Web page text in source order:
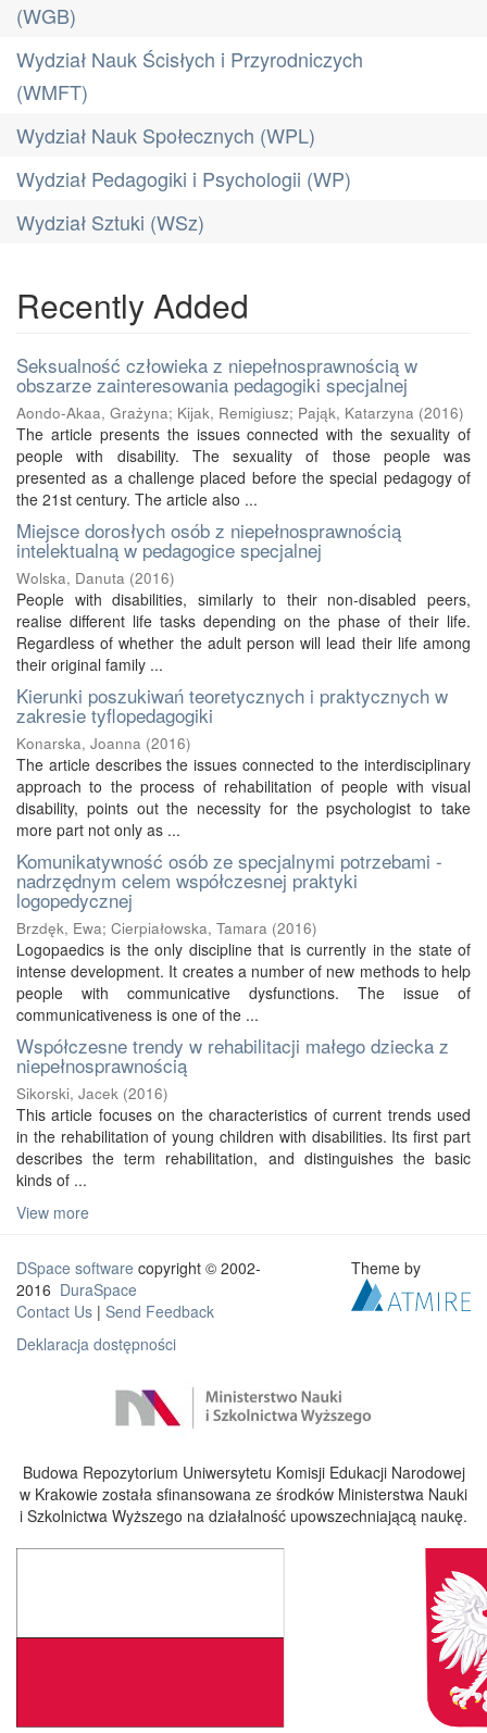
(WGB)
Wydział Nauk Ścisłych i Przyrodniczych
(WMFT)
Wydział Nauk Społecznych (WPL)
Wydział Pedagogiki i Psychologii (WP)
Wydział Sztuki (WSz)
Recently Added
Seksualność człowieka z niepełnosprawnością w
obszarze zainteresowania pedagogiki specjalnej
Aondo-Akaa, Grażyna; Kijak, Remigiusz; Pająk, Katarzyna (2016)
The article presents the issues connected with the sexuality of
people with disability. The sexuality of those people was
presented as a challenge placed before the special pedagogy of
the 21st century. The article also ...
Miejsce dorosłych osób z niepełnosprawnością
intelektualną w pedagogice specjalnej
Wolska, Danuta (2016)
People with disabilities, similarly to their non-disabled peers,
realise different life tasks depending on the phase of their life.
Regardless of whether the adult person will lead their life among
their original family ...
Kierunki poszukiwań teoretycznych i praktycznych w
zakresie tyflopedagogiki
Konarska, Joanna (2016)
The article describes the issues connected to the interdisciplinary
approach to the process of rehabilitation of people with visual
disability, points out the necessity for the psychologist to take
more part not only as ...
Komunikatywność osób ze specjalnymi potrzebami -
nadrzędnym celem współczesnej praktyki
logopedycznej
Brzdęk, Ewa; Cierpiałowska, Tamara (2016)
Logopaedics is the only discipline that is currently in the state of
intense development. It creates a number of new methods to help
people with communicative dysfunctions. The issue of
communicativeness is one of the ...
Współczesne trendy w rehabilitacji małego dziecka z
niepełnosprawnością
Sikorski, Jacek (2016)
This article focuses on the characteristics of current trends used
in the rehabilitation of young children with disabilities. Its first part
describes the term rehabilitation, and distinguishes the basic
kinds of ...
View more
DSpace software copyright © 2002-
2016 DuraSpace
Contact Us | Send Feedback
Deklaracja dostępności
Theme by
Budowa Repozytorium Uniwersytetu Komisji Edukacji Narodowej
w Krakowie została sfinansowana ze środków Ministerstwa Nauki
i Szkolnictwa Wyższego na działalność upowszechniającą naukę.